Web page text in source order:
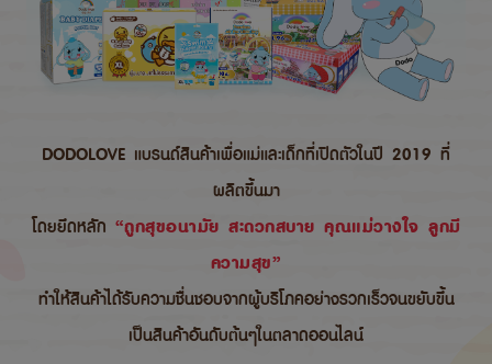
DODOLOVE แบรนด์สินค้าเพื่อแม่และเด็กที่เปิดตัวในปี 2019 ที่
ผลิตขึ้นมา
โดยยึดหลัก “ถูกสุขอนามัย สะดวกสบาย คุณแม่วางใจ ลูกมี
ความสุข”
ทำให้สินค้าได้รับความชื่นชอบจากผู้บริโภคอย่างรวกเร็วจนขยับขึ้น
เป็นสินค้าอันดับต้นๆในตลาดออนไลน์